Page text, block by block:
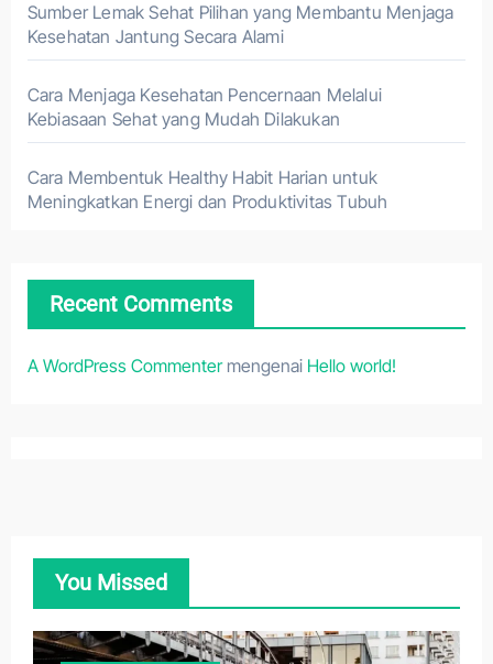
Sumber Lemak Sehat Pilihan yang Membantu Menjaga
Kesehatan Jantung Secara Alami
Cara Menjaga Kesehatan Pencernaan Melalui
Kebiasaan Sehat yang Mudah Dilakukan
Cara Membentuk Healthy Habit Harian untuk
Meningkatkan Energi dan Produktivitas Tubuh
Recent Comments
A WordPress Commentermengenai Hello world!
You Missed